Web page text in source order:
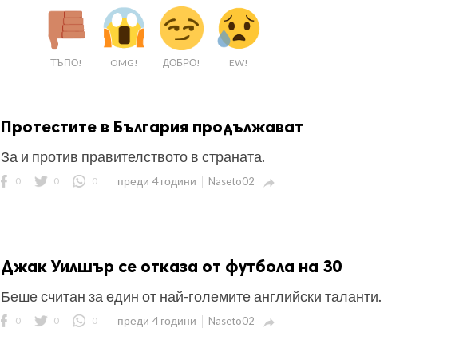
ТЪПО! OMG! ДОБРО! EW!
Протестите в България продължават
За и против правителството в страната.
0 0 0 преди 4 години Naseto02 
Джак Уилшър се отказа от футбола на 30
Беше считан за един от най-големите английски таланти.
0 0 0 преди 4 години Naseto02 